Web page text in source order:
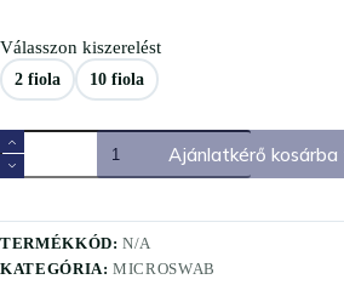
Válasszon kiszerelést
2 fiola 10 fiola
Ajánlatkérő kosárba
TERMÉKKÓD:N/A
KATEGÓRIA:MICROSWAB